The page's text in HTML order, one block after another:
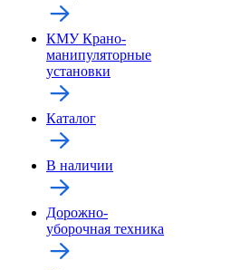
КМУ Крано-
манипуляторные
установки
Каталог
В наличии
Дорожно-
уборочная техника